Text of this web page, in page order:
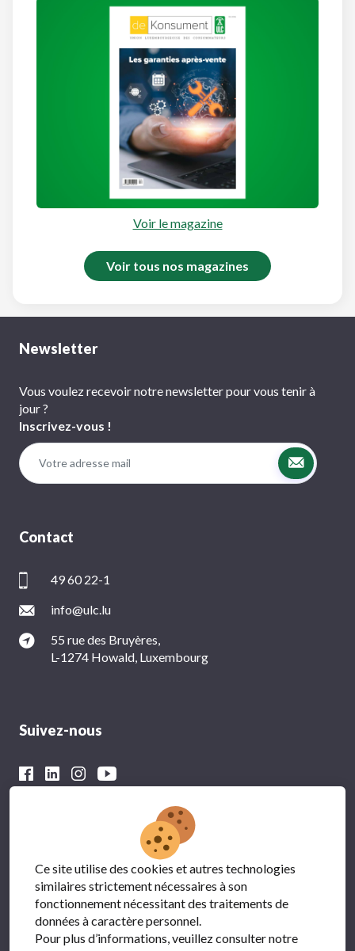
Voir le magazine
Voir tous nos magazines
Newsletter
Vous voulez recevoir notre newsletter pour vous tenir à
jour ?
Inscrivez-vous !
Contact
49 60 22-1
info@ulc.lu
55 rue des Bruyères,
L-1274 Howald, Luxembourg
Suivez-nous
Avec le soutien financier du
Ce site utilise des cookies et autres technologies
similaires strictement nécessaires à son
fonctionnement nécessitant des traitements de
données à caractère personnel.
Pour plus d’informations, veuillez consulter notre